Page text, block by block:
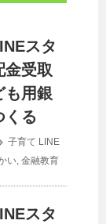
スタ
金受取
も用銀
くる
子育て LINE
い, 金融教育
スタ